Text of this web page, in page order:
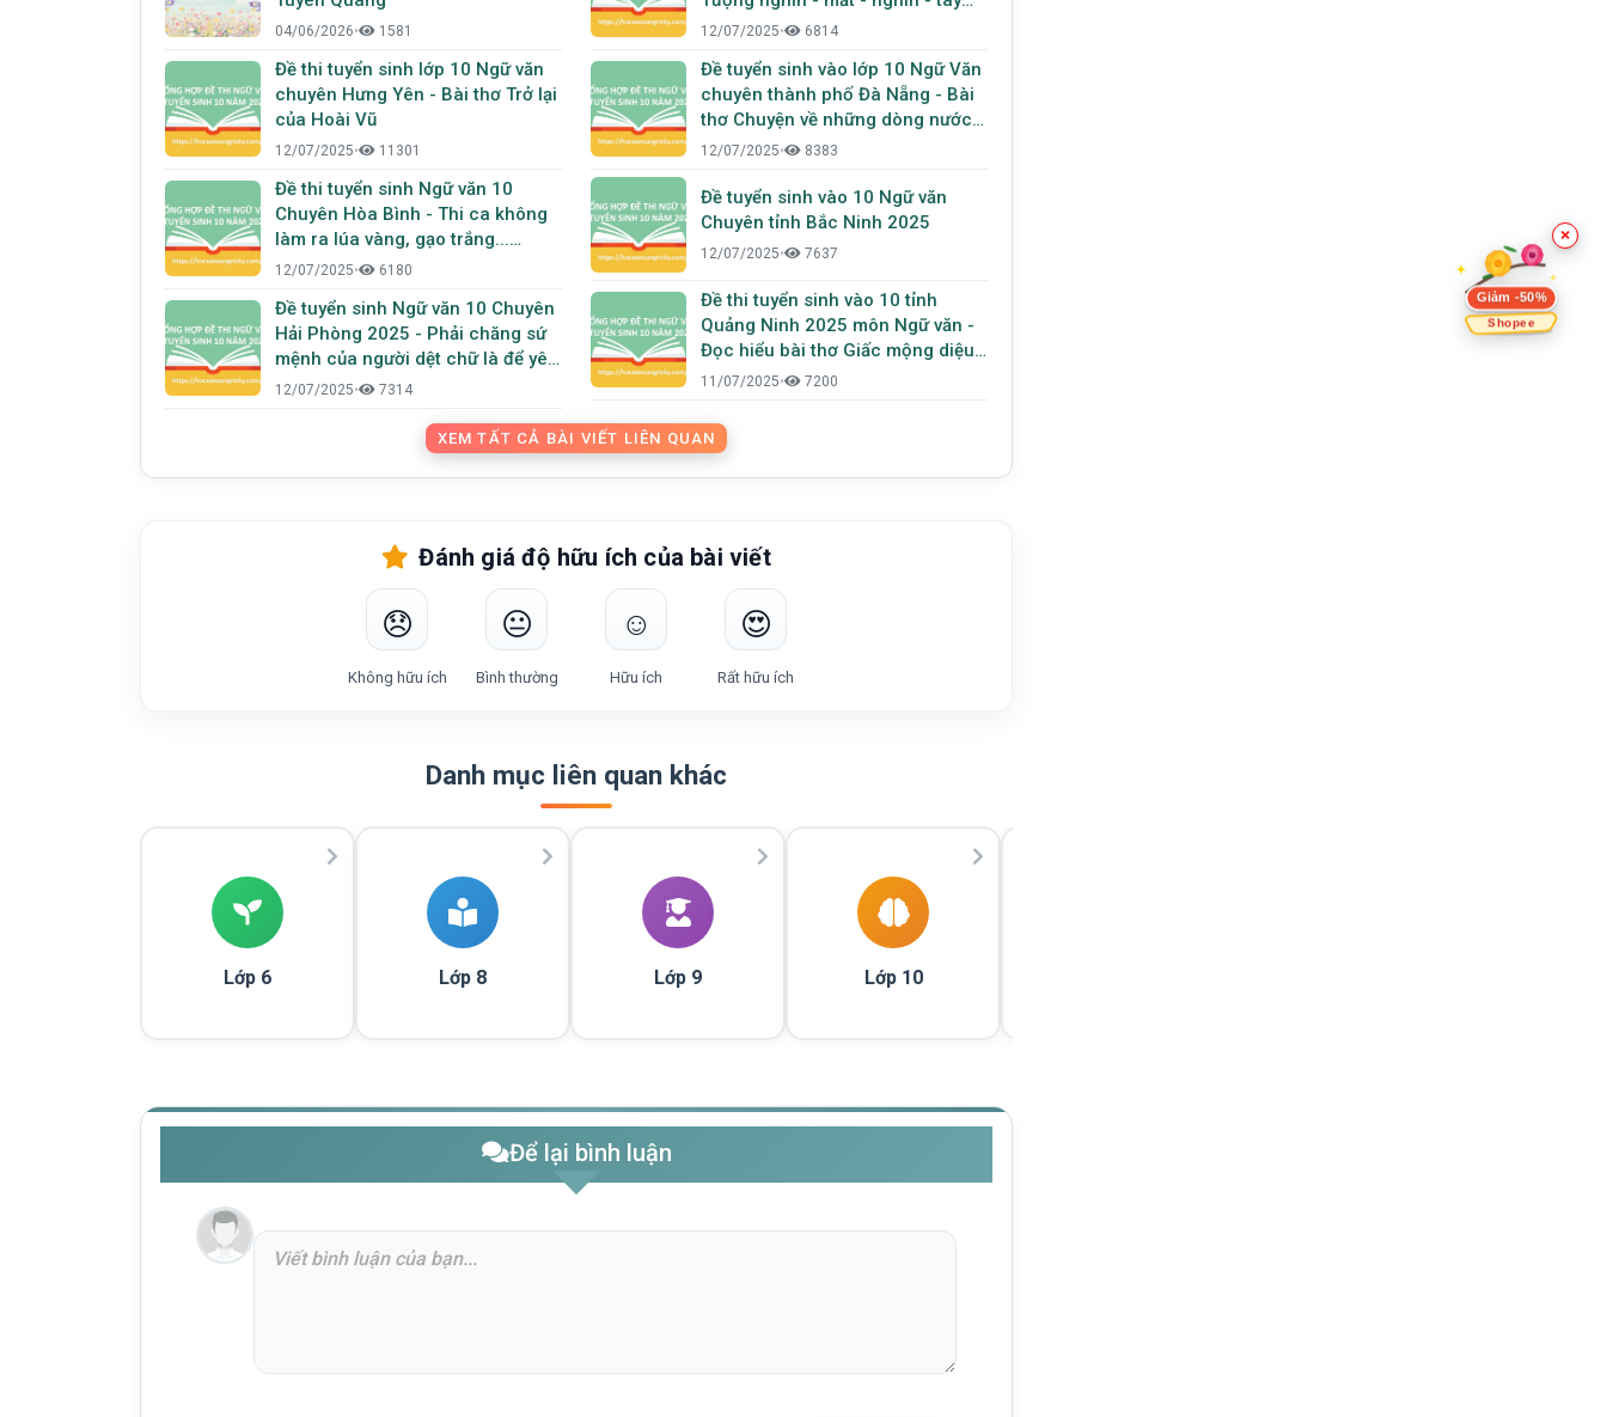
04/06/2026• 1581
Đề thi tuyển sinh lớp 10 Ngữ văn
chuyên Hưng Yên - Bài thơ Trở lại
của Hoài Vũ
12/07/2025• 11301
Đề thi tuyển sinh Ngữ văn 10
Chuyên Hòa Bình - Thi ca không
làm ra lúa vàng, gạo trắng...
nhưng chính thi ca làm ra những
12/07/2025• 6180
Đề tuyển sinh Ngữ văn 10 Chuyên
Hải Phòng 2025 - Phải chăng sứ
mệnh của người dệt chữ là để yêu
thương và hy vọng gieo mầm trên
12/07/2025• 7314
của Bế Kiến Quốc
12/07/2025• 6814
Đề tuyển sinh vào lớp 10 Ngữ Văn
chuyên thành phố Đà Nẵng - Bài
thơ Chuyện về những dòng nước
của Xuân Quỳnh
12/07/2025• 8383
Đề tuyển sinh vào 10 Ngữ văn
Chuyên tỉnh Bắc Ninh 2025
12/07/2025• 7637
Đề thi tuyển sinh vào 10 tỉnh
Quảng Ninh 2025 môn Ngữ văn -
Đọc hiểu bài thơ Giấc mộng diệu
huyền của Tế Hanh
11/07/2025• 7200
XEM TẤT CẢ BÀI VIẾT LIÊN QUAN
Đánh giá độ hữu ích của bài viết
😞
Không hữu ích
😐
Bình thường
☺️
Hữu ích
😍
Rất hữu ích
Danh mục liên quan khác
Lớp 6 Lớp 8 Lớp 9 Lớp 10
Để lại bình luận
×
Giảm -50%
Shopee